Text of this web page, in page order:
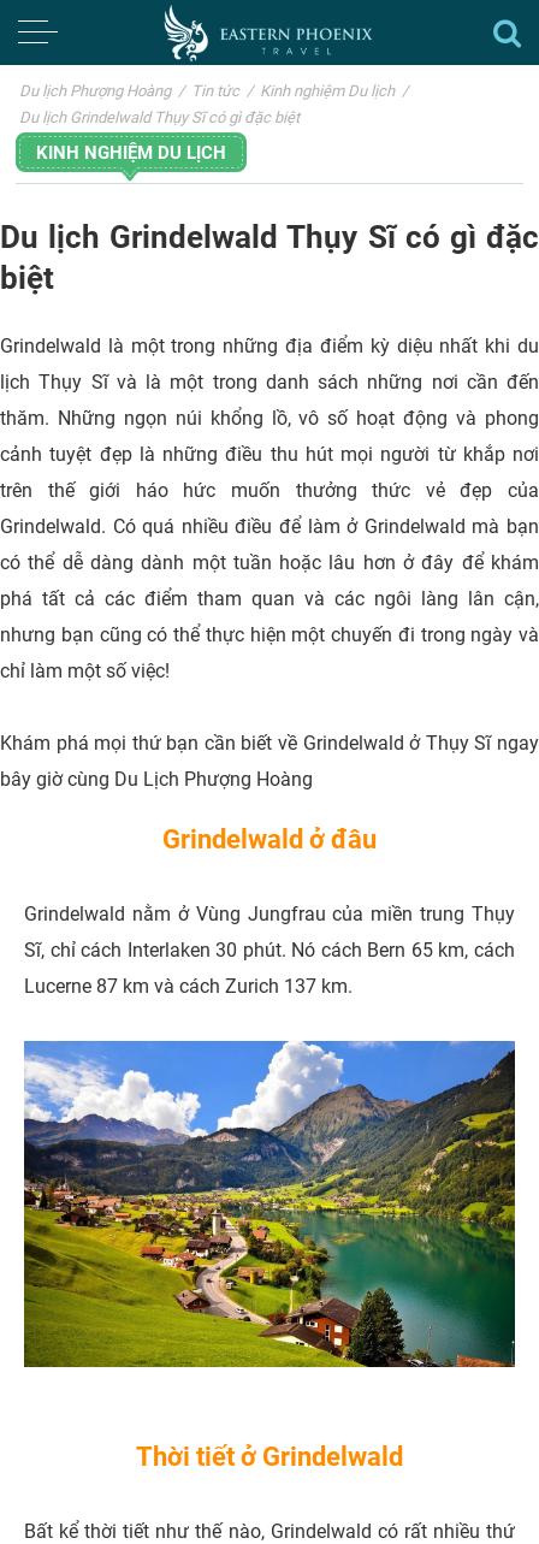
Du lịch Phượng Hoàng / Tin tức / Kinh nghiệm Du lịch /
Du lịch Grindelwald Thụy Sĩ có gì đặc biệt
KINH NGHIỆM DU LỊCH
Du lịch Grindelwald Thụy Sĩ có gì đặc
biệt
Grindelwald là một trong những địa điểm kỳ diệu nhất khi du
lịch Thụy Sĩ và là một trong danh sách những nơi cần đến
thăm. Những ngọn núi khổng lồ, vô số hoạt động và phong
cảnh tuyệt đẹp là những điều thu hút mọi người từ khắp nơi
trên thế giới háo hức muốn thưởng thức vẻ đẹp của
Grindelwald. Có quá nhiều điều để làm ở Grindelwald mà bạn
có thể dễ dàng dành một tuần hoặc lâu hơn ở đây để khám
phá tất cả các điểm tham quan và các ngôi làng lân cận,
nhưng bạn cũng có thể thực hiện một chuyến đi trong ngày và
chỉ làm một số việc!
Khám phá mọi thứ bạn cần biết về Grindelwald ở Thụy Sĩ ngay
bây giờ cùng Du Lịch Phượng Hoàng
Grindelwald ở đâu
Grindelwald nằm ở Vùng Jungfrau của miền trung Thụy
Sĩ, chỉ cách Interlaken 30 phút. Nó cách Bern 65 km, cách
Lucerne 87 km và cách Zurich 137 km.
Thời tiết ở Grindelwald
Bất kể thời tiết như thế nào, Grindelwald có rất nhiều thứ